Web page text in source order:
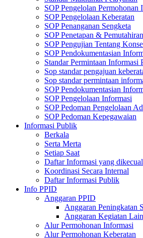
SOP Pengelolan Permohonan
SOP Pengelolaan Keberatan
SOP Penanganan Sengketa
SOP Penetapan &
SOP Pengujian Tentang
SOP Pendokumentasian
Standar Permintaan Informasi
Sop standar pengajuan
Sop standar permintaan
SOP Pendokumentasian
SOP Pengelolaan Informasi
SOP Pedoman Pengelolaan
SOP Pedoman Kepegawaian
Informasi Publik
Berkala
Serta Merta
Setiap Saat
Daftar Informasi yang
Koordinasi Secara Internal
Daftar Informasi Publik
Info PPID
Anggaran PPID
Anggaran Peningkatan
Anggaran Kegiatan
Alur Permohonan Informasi
Alur Permohonan Keberatan